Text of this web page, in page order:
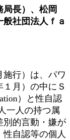
長）、松岡
社団法人ｆａ
行）は、パワ
月）の中にＳ
）と性自認
一人の持つ属
別的言動・嫌が
自認等の個人